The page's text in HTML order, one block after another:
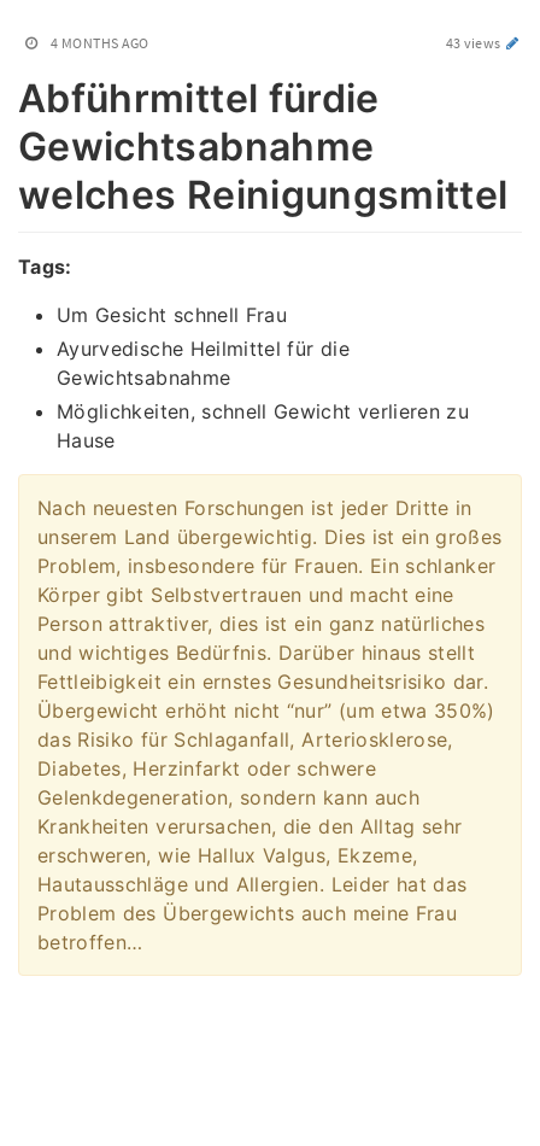
4 MONTHS AGO 43 views
Abführmittel fürdie
Gewichtsabnahme
welches Reinigungsmittel
Tags:
Um Gesicht schnell Frau
Ayurvedische Heilmittel für die
Gewichtsabnahme
Möglichkeiten, schnell Gewicht verlieren zu
Hause
Nach neuesten Forschungen ist jeder Dritte in
unserem Land übergewichtig. Dies ist ein großes
Problem, insbesondere für Frauen. Ein schlanker
Körper gibt Selbstvertrauen und macht eine
Person attraktiver, dies ist ein ganz natürliches
und wichtiges Bedürfnis. Darüber hinaus stellt
Fettleibigkeit ein ernstes Gesundheitsrisiko dar.
Übergewicht erhöht nicht “nur” (um etwa 350%)
das Risiko für Schlaganfall, Arteriosklerose,
Diabetes, Herzinfarkt oder schwere
Gelenkdegeneration, sondern kann auch
Krankheiten verursachen, die den Alltag sehr
erschweren, wie Hallux Valgus, Ekzeme,
Hautausschläge und Allergien. Leider hat das
Problem des Übergewichts auch meine Frau
betroffen…